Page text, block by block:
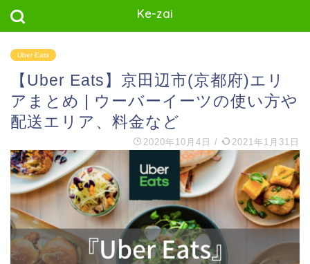
Ke-zai
Uber Eats
【Uber Eats】京田辺市(京都府)エリ
アまとめ | ウーバーイーツの使い方や
配送エリア、料金など
2020年10月4日 / 2021年1月31日